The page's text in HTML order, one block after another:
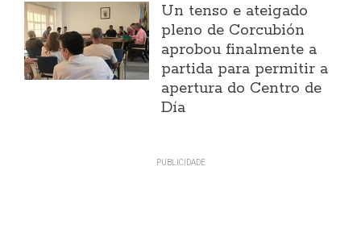
Un tenso e ateigado
pleno de Corcubión
aprobou finalmente a
partida para permitir a
apertura do Centro de
Día